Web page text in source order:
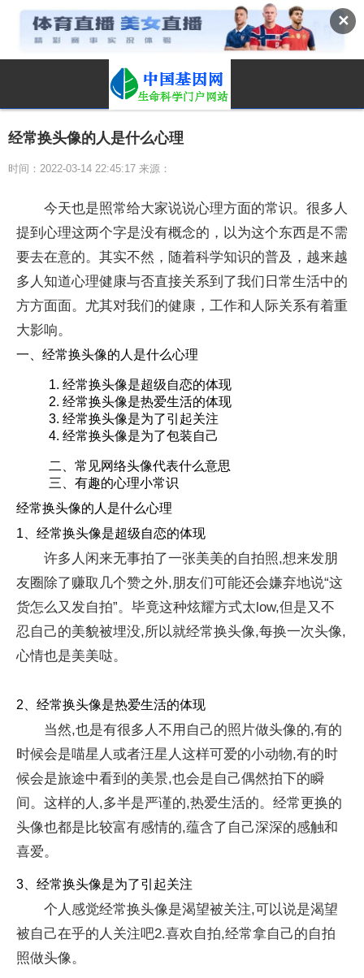
✕
经常换头像的人是什么心理
时间：2022-03-14 22:45:17 来源：
今天也是照常给大家说说心理方面的常识。很多人
提到心理这两个字是没有概念的，以为这个东西是不需
要去在意的。其实不然，随着科学知识的普及，越来越
多人知道心理健康与否直接关系到了我们日常生活中的
方方面面。尤其对我们的健康，工作和人际关系有着重
大影响。
一、经常换头像的人是什么心理
1. 经常换头像是超级自恋的体现
2. 经常换头像是热爱生活的体现
3. 经常换头像是为了引起关注
4. 经常换头像是为了包装自己
二、常见网络头像代表什么意思
三、有趣的心理小常识
经常换头像的人是什么心理
1、经常换头像是超级自恋的体现
许多人闲来无事拍了一张美美的自拍照,想来发朋
友圈除了赚取几个赞之外,朋友们可能还会嫌弃地说“这
货怎么又发自拍”。毕竟这种炫耀方式太low,但是又不
忍自己的美貌被埋没,所以就经常换头像,每换一次头像,
心情也是美美哒。
2、经常换头像是热爱生活的体现
当然,也是有很多人不用自己的照片做头像的,有的
时候会是喵星人或者汪星人这样可爱的小动物,有的时
候会是旅途中看到的美景,也会是自己偶然拍下的瞬
间。这样的人,多半是严谨的,热爱生活的。经常更换的
头像也都是比较富有感情的,蕴含了自己深深的感触和
喜爱。
3、经常换头像是为了引起关注
个人感觉经常换头像是渴望被关注,可以说是渴望
被自己在乎的人关注吧2.喜欢自拍,经常拿自己的自拍
照做头像。